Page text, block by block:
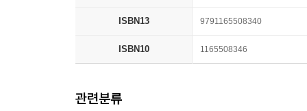
ISBN13 9791165508340
ISBN10 1165508346
관련분류